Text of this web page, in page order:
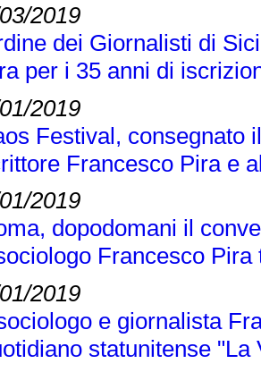
2019
dei Giornalisti di
per i 35 anni di
2019
Festival, consegnato
Francesco Pira e
2019
dopodomani il
Francesco Pira
2019
e giornalista
statunitense "La